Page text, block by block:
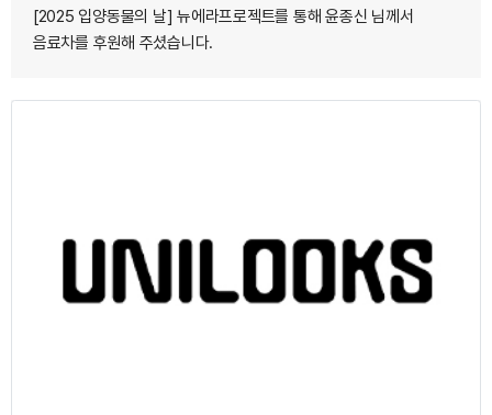
[2025 입양동물의 날] 뉴에라프로젝트를 통해 윤종신 님께서
음료차를 후원해 주셨습니다.